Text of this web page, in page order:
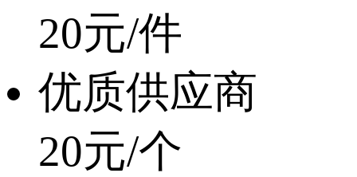
20元/件
优质供应商
20元/个